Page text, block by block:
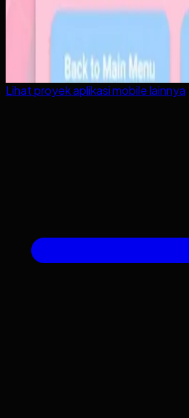
Lihat proyekaplikasi mobilelainnya